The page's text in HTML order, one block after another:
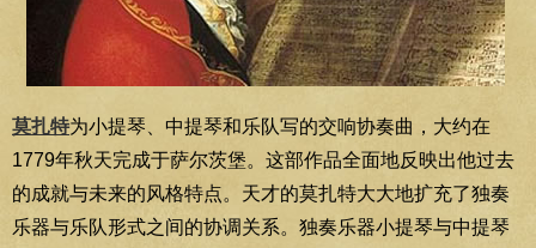
莫扎特为小提琴、中提琴和乐队写的交响协奏曲，大约在
1779年秋天完成于萨尔茨堡。这部作品全面地反映出他过去
的成就与未来的风格特点。天才的莫扎特大大地扩充了独奏
乐器与乐队形式之间的协调关系。独奏乐器小提琴与中提琴